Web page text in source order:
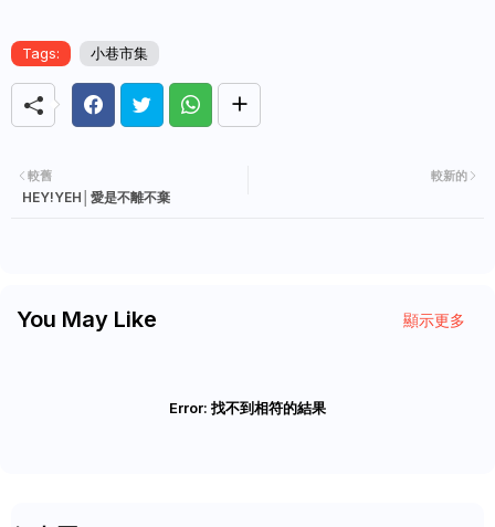
Tags: 小巷市集
較新的
較舊
HEY!YEH│愛是不離不棄
You May Like 顯示更多
Error: 找不到相符的結果